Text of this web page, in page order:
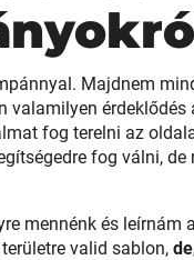
Majdnem
valamilyen
fog terelni az
fog válni,
mennénk és
valid sablon, de